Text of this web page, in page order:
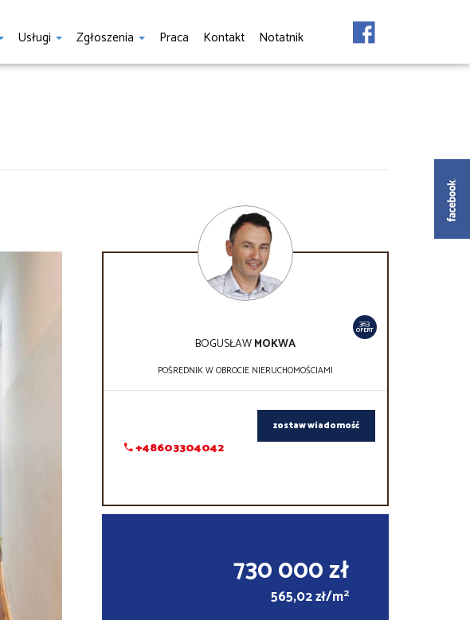
Usługi Zgłoszenia Praca Kontakt Notatnik
363
OFERT
BOGUSŁAWMOKWA
POŚREDNIK W OBROCIE NIERUCHOMOŚCIAMI
+48603304042
zostaw wiadomość
730 000 zł
565,02 zł/m2